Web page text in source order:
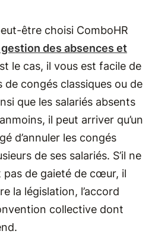
être choisi ComboHR
des absences et
le cas, il vous est facile de
de congés classiques ou de
que les salariés absents
il peut arriver qu’un
d’annuler les congés
de ses salariés. S’il ne
pas de gaieté de cœur, il
la législation, l’accord
collective dont